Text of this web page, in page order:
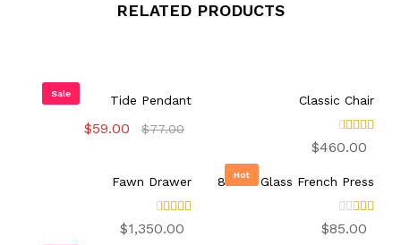
RELATED PRODUCTS
Sale
Tide Pendant
$77.00
السعر
$59.00 السعر
Classic Chair
تم
التقيي
3.00
$460.00
Fawn Drawer
تم
التقيي
$1,350.00
Hot
850ml Glass French Press
تم
التق
$85.00